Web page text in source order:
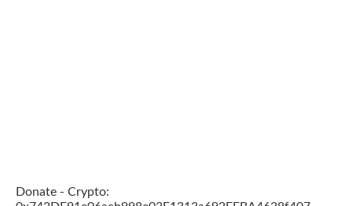
Donate - Crypto: